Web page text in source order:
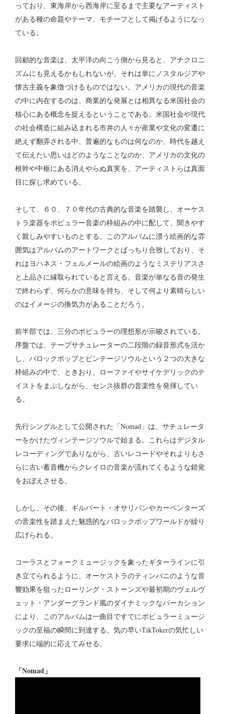
っており、東海岸から西海岸に至るまで主要なアーティスト
がある種の命題やテーマ、モチーフとして掲げるようになっ
ている。
回顧的な音楽は、太平洋の向こう側から見ると、アナクロニ
ズムにも見えるかもしれないが、それは単にノスタルジアや
懐古主義を象徴づけるものではない。アメリカの現代の音楽
の中に内在するのは、商業的な発展とは相異なる米国社会の
核心にある概念を捉えるということである。米国社会や現代
の社会構造に組み込まれる市井の人々が産業や文化の変遷に
絶えず翻弄される中、普遍的なものは何なのか、時代を越え
て伝えたい思いはどのようなことなのか、アメリカの文化の
根幹や中枢にある消えやらぬ真実を、アーティストらは真面
目に探し求めている。
そして、６０、７０年代の古典的な音楽を踏襲し、オーケス
トラ楽器をポピュラー音楽の枠組みの中に配して、聞きやす
く親しみやすいものとする。このアルバムに漂う絵画的な雰
囲気はアルバムのアートワークとばっちり合致しており、そ
れはヨハネス・フェルメールの絵画のようなミステリアスさ
と上品さに縁取られていると言える。音楽が単なる音の発生
で終わらず、何らかの意味を持ち、そして何より素晴らしい
のはイメージの換気力があることだろう。
前半部では、三分のポピュラーの理想形が示唆されている。
序盤では、テープサチュレーターの二段階の録音形式を活か
し、バロックポップとビンテージソウルという２つの大きな
枠組みの中で、ときおり、ローファイやサイケデリックのテ
イストをまぶしながら、センス抜群の音楽性を発揮してい
る。
先行シングルとして公開された「Nomad」は、サチュレータ
ーをかけたヴィンテージソウルで始まる。これらはデジタル
レコーディングでありながら、古いレコードやそれよりもさ
らに古い蓄音機からクレイロの音楽が流れてくるような錯覚
をおぼえさせる。
しかし、その後、ギルバート・オサリバンやカーペンターズ
の音楽性を踏まえた魅惑的なバロックポップワールドが繰り
広げられる。
コーラスとフォークミュージックを象ったギターラインに引
き立てられるように、オーケストラのティンパニのような音
響効果を狙ったローリング・ストーンズや最初期のヴェルヴ
ェット・アンダーグランド風のダイナミックなパーカション
により、このアルバムは一曲目ですでにポピュラーミュージ
ックの至福の瞬間に到達する。気の早いTikTokerの気忙しい
要求に端的に応えてみせる。
「Nomad」